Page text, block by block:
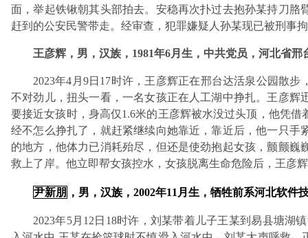
面，举起铁锹朝其头部拍去。安稳再次扑过去抱孙某持刀
赶到的公安民警带走。经审查，犯罪嫌疑人孙某现已被刑事
王彦辉，男，汉族，1981年6月生，中共党员，河北省
2023年4月9日17时许，王彦辉正在邢台达活泉公园散
不对劲儿，扭头一看，一名女孩正在人工湖中挣扎。王彦
要接近女孩时，身高仅1.6米的王彦辉被水没过头顶，他凭
经不怎么挣扎了，就赶紧继续向她靠近，靠近后，他一只
的地方，他体力已消耗殆尽，但还是使劲抱起女孩，颤颤
救上了岸。他立即帮女孩控水，女孩脱离生命危险后，王彦
尹新朋 ，男，汉族，2002年11月生，牺牲前系河北软件
2023年5月12日18时许，刘某带着儿子王某到易县塘湖